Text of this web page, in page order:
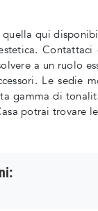
quella qui
a un ruolo
Le sedie
gamma di
potrai trovare